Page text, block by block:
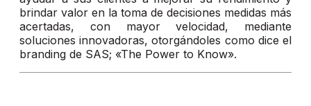
brindar valor en la toma de decisiones medidas más
acertadas, con mayor velocidad, mediante
soluciones innovadoras, otorgándoles como dice el
branding de SAS; «The Power to Know».